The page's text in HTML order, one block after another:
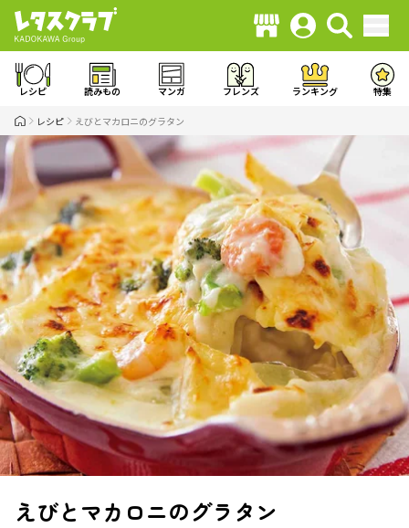
レシピ 読みもの マンガ フレンズ ランキング 特集
レシピ えびとマカロニのグラタン
えびとマカロニのグラタン